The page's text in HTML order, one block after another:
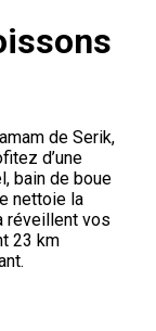
de Serik,
d’une
bain de boue
nettoie la
réveillent vos
23 km